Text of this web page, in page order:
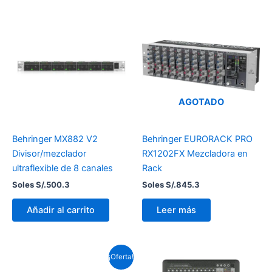
Behringer MX882 V2
Divisor/mezclador
ultraflexible de 8 canales
Soles S/.500.3
Añadir al carrito
AGOTADO
Behringer EURORACK PRO
RX1202FX Mezcladora en
Rack
Soles S/.845.3
Leer más
¡Oferta!
El
precio